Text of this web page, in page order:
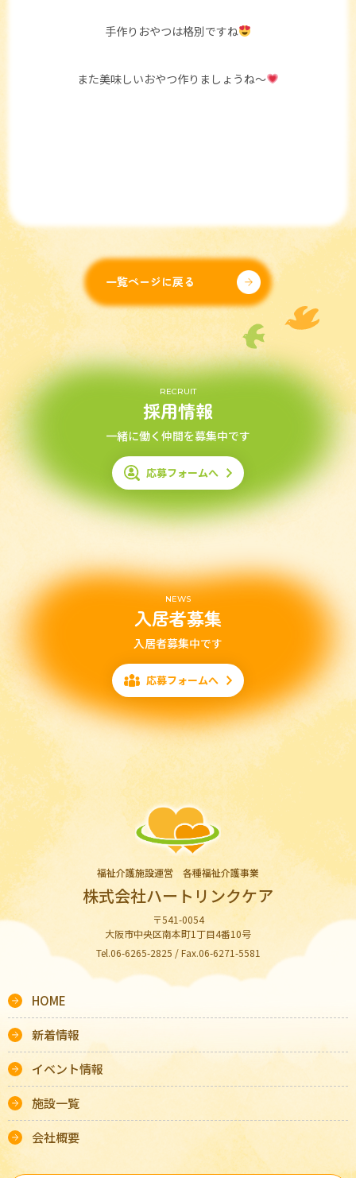
手作りおやつは格別ですね
また美味しいおやつ作りましょうね～
一覧ページに戻る
RECRUIT
採用情報
一緒に働く仲間を募集中です
応募フォームへ
NEWS
入居者募集
入居者募集中です
応募フォームへ
福祉介護施設運営 各種福祉介護事業
株式会社ハートリンクケア
〒541-0054
大阪市中央区南本町1丁目4番10号
Tel.06-6265-2825 / Fax.06-6271-5581
HOME
新着情報
イベント情報
施設一覧
会社概要